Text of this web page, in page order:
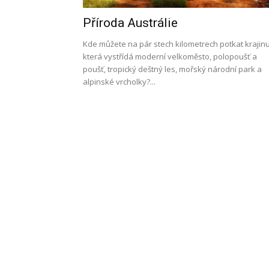
Příroda Austrálie
Kde můžete na pár stech kilometrech potkat
která vystřídá moderní velkoměsto, polopoušť a
poušť, tropický deštný les, mořský národní park a
alpinské vrcholky?...